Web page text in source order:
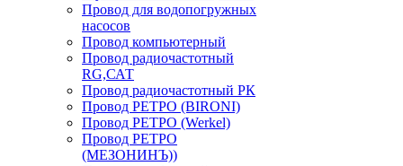
Провод для водопогружных
насосов
Провод компьютерный
Провод радиочастотный
RG,САТ
Провод радиочастотный РК
Провод РЕТРО (BIRONI)
Провод РЕТРО (Werkel)
Провод РЕТРО
(МЕЗОНИНЪ))